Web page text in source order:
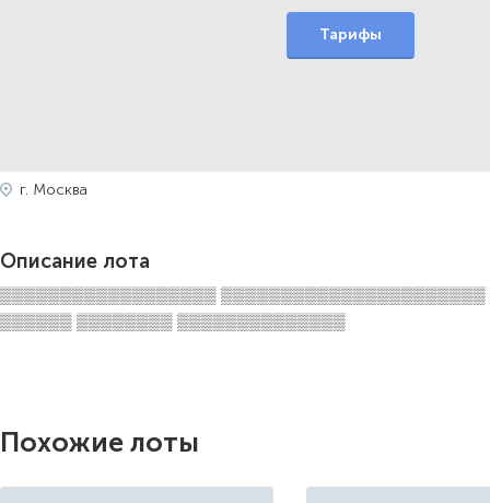
Тарифы
г. Москва
Описание лота
▒▒▒▒▒▒▒▒▒▒▒▒▒▒▒▒▒▒ ▒▒▒▒▒▒▒▒▒▒▒▒▒▒▒▒▒▒▒▒▒▒
▒▒▒▒▒▒ ▒▒▒▒▒▒▒▒ ▒▒▒▒▒▒▒▒▒▒▒▒▒▒
Похожие лоты